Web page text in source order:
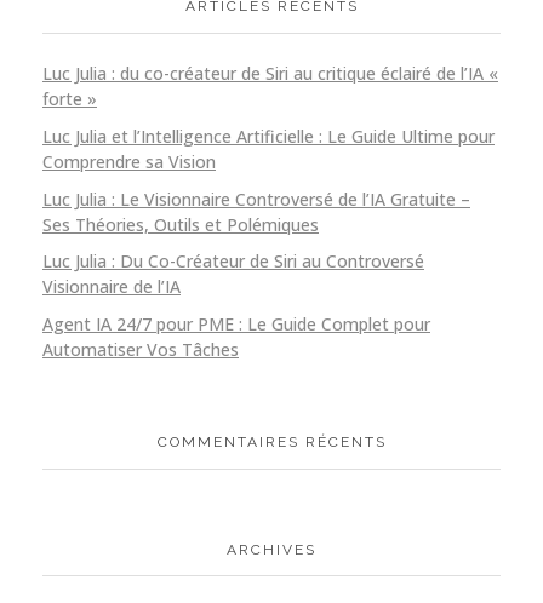
ARTICLES RÉCENTS
Luc Julia : du co-créateur de Siri au critique éclairé de l’IA «
forte »
Luc Julia et l’Intelligence Artificielle : Le Guide Ultime pour
Comprendre sa Vision
Luc Julia : Le Visionnaire Controversé de l’IA Gratuite –
Ses Théories, Outils et Polémiques
Luc Julia : Du Co-Créateur de Siri au Controversé
Visionnaire de l’IA
Agent IA 24/7 pour PME : Le Guide Complet pour
Automatiser Vos Tâches
COMMENTAIRES RÉCENTS
ARCHIVES